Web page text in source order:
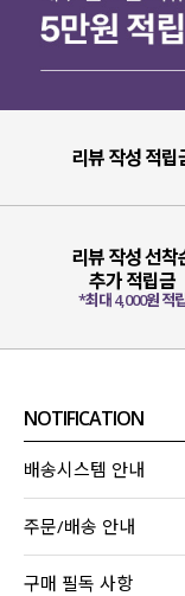
리뷰 작성 적립
리뷰 작성 선착
추가 적립금
*최대 4,000원 적
NOTIFICATION
배송시스템 안내
주문/배송 안내
구매 필독 사항